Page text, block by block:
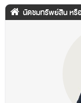
นัดชมทรัพย์สิน หรื